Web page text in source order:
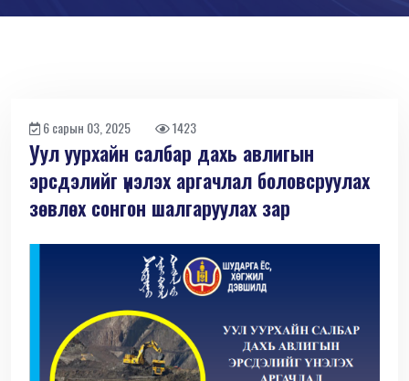
6 сарын 03, 2025 1423
Уул уурхайн салбар дахь авлигын
эрсдэлийг үнэлэх аргачлал боловсруулах
зөвлөх сонгон шалгаруулах зар